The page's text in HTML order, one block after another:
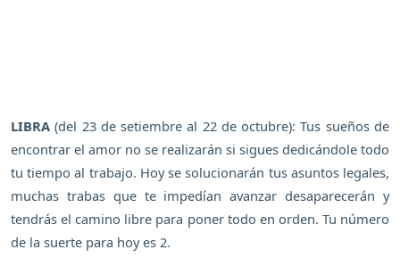
LIBRA (del 23 de setiembre al 22 de octubre): Tus sueños de
encontrar el amor no se realizarán si sigues dedicándole todo
tu tiempo al trabajo. Hoy se solucionarán tus asuntos legales,
muchas trabas que te impedían avanzar desaparecerán y
tendrás el camino libre para poner todo en orden. Tu número
de la suerte para hoy es 2.